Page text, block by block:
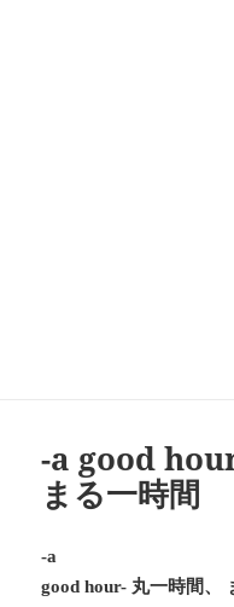
-a good
まる一時間
-a
good hour- 丸一時間、